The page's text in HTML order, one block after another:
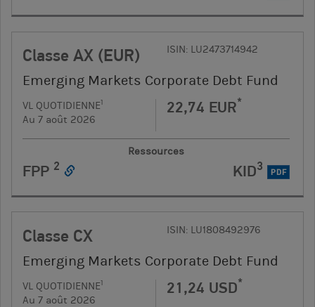
Classe AX (EUR) ISIN: LU2473714942
Emerging Markets Corporate Debt Fund
VL QUOTIDIENNE1
Au 7 août 2026
22,74 EUR*
Ressources
FPP 2 KID3 PDF
Classe CX ISIN: LU1808492976
Emerging Markets Corporate Debt Fund
VL QUOTIDIENNE1
Au 7 août 2026
21,24 USD*